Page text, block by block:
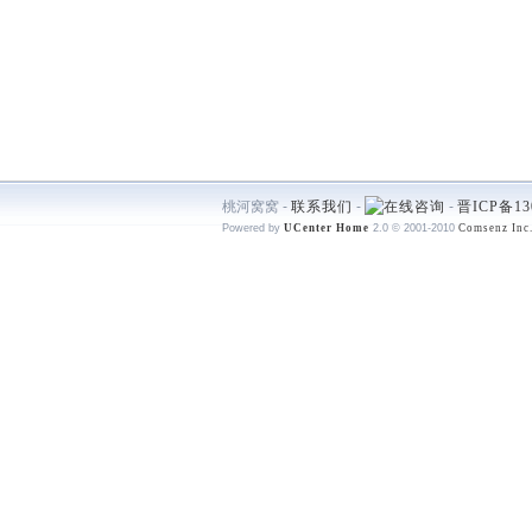
桃河窝窝 - 联系我们 - - 晋ICP备
Powered by UCenter Home 2.0 © 2001-2010 Comsenz Inc.